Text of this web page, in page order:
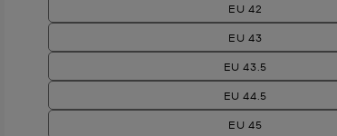
EU 42
EU 43
EU 43.5
EU 44.5
EU 45